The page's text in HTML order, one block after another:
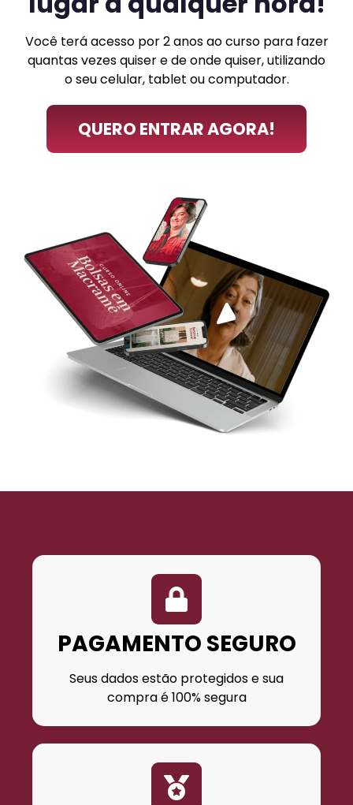
Você terá acesso por 2 anos ao curso para fazer
quantas vezes quiser e de onde quiser, utilizando
o seu celular, tablet ou computador.
QUERO ENTRAR AGORA!
PAGAMENTO SEGURO
Seus dados estão protegidos e sua
compra é 100% segura